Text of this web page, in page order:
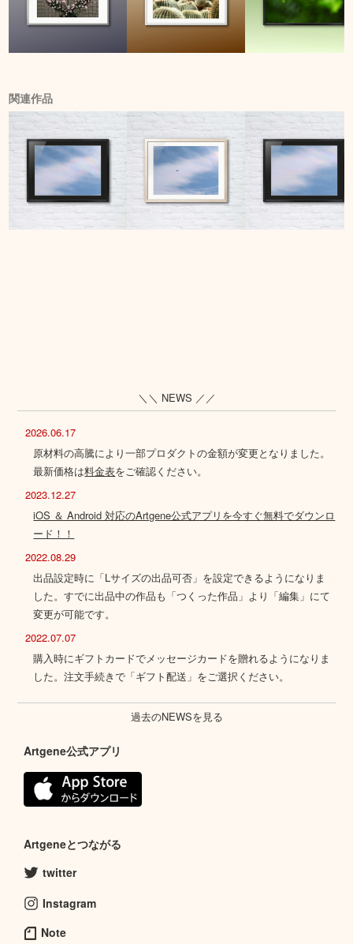
関連作品
＼＼ NEWS ／／
2026.06.17
原材料の高騰により一部プロダクトの金額が変更となりました。
最新価格は料金表をご確認ください。
2023.12.27
iOS ＆ Android 対応のArtgene公式アプリを今すぐ無料でダウンロ
ード！！
2022.08.29
出品設定時に「Lサイズの出品可否」を設定できるようになりま
した。すでに出品中の作品も「つくった作品」より「編集」にて
変更が可能です。
2022.07.07
購入時にギフトカードでメッセージカードを贈れるようになりま
した。注文手続きで「ギフト配送」をご選択ください。
過去のNEWSを見る
Artgene公式アプリ
Artgeneとつながる
twitter
Instagram
Note